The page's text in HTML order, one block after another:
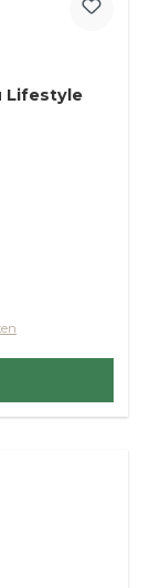
Spiegelau Lifestyle